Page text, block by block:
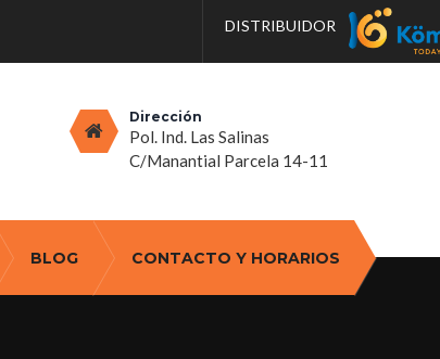
DISTRIBUIDOR
Dirección
Pol. Ind. Las Salinas
C/Manantial Parcela 14-11
BLOG CONTACTO Y HORARIOS